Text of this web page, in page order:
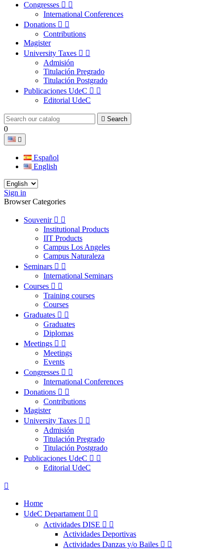
Congresses  
International Conferences
Donations  
Contributions
Magister
University Taxes  
Admisión
Titulación Pregrado
Titulación Postgrado
Publicaciones UdeC  
Editorial UdeC
 Search
0

Español
English
Sign in
Browser Categories
Souvenir  
Institutional Products
IIT Products
Campus Los Angeles
Campus Naturaleza
Seminars  
International Seminars
Courses  
Training courses
Courses
Graduates  
Graduates
Diplomas
Meetings  
Meetings
Events
Congresses  
International Conferences
Donations  
Contributions
Magister
University Taxes  
Admisión
Titulación Pregrado
Titulación Postgrado
Publicaciones UdeC  
Editorial UdeC

Home
UdeC Departament  
Actividades DISE  
Actividades Deportivas
Actividades Danzas y/o Bailes  